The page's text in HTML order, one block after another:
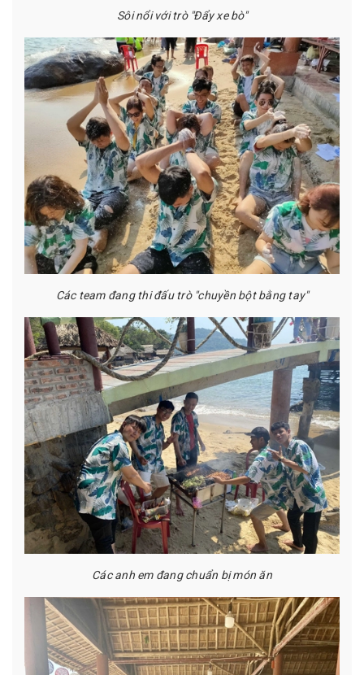
Sôi nổi với trò "Đẩy xe bò"
Các team đang thi đấu trò "chuyền bột bằng tay"
Các anh em đang chuẩn bị món ăn